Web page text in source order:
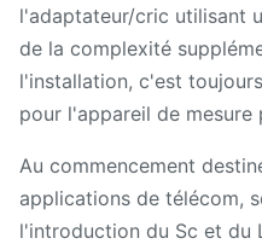
l'adaptateur/cric utilisant
de la complexité
l'installation, c'est
pour l'appareil de mesure
Au commencement
applications de télécom,
l'introduction du Sc et du